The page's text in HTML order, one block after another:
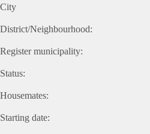
City
District/Neighbourhood:
Register municipality:
Status:
Housemates:
Starting date: